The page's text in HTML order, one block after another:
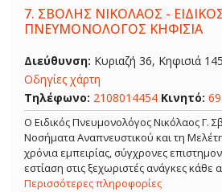
7. ΣΒΟΛΗΣ ΝΙΚΟΛΑΟΣ -
ΠΝΕΥΜΟΝΟΛΟΓΟΣ ΚΗΦΙΣΙΑ
Διεύθυνση: Κυριαζή 36, Κηφισιά
Οδηγίες χάρτη
Τηλέφωνο: 2108014454 Κινητό:
O Ειδικός Πνευμονολόγος Νικόλαος Γ.
Νοσήματα Αναπνευστικού και τη
χρόνια εμπειρίας, σύγχρονες
εστίαση στις ξεχωριστές ανάγκες κάθε
Περισσότερες πληροφορίες